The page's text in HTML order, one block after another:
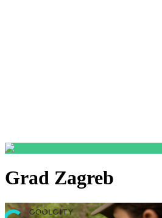
Grad Zagreb